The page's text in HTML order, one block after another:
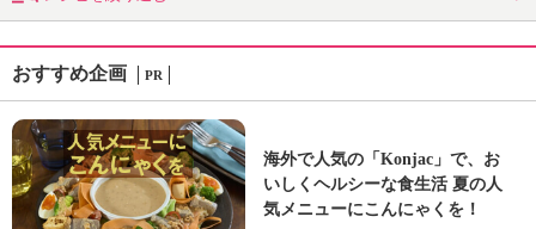
おすすめ企画 PR
海外で人気の「Konjac」で、お
いしくヘルシーな食生活 夏の人
気メニューにこんにゃくを！